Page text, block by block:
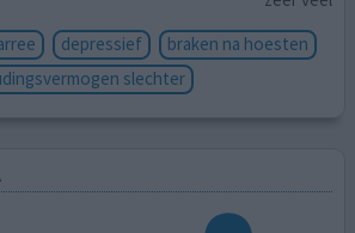
depressief
braken na hoesten
slechter